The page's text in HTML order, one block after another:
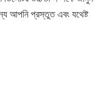
আপনি প্রস্তুত এবং যথেষ্ট